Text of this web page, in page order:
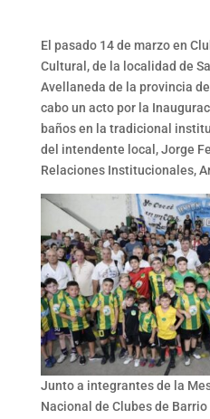
El pasado 14 de marzo en
Cultural, de la localidad de
Avellaneda de la provincia
cabo un acto por la
baños en la tradicional
del intendente local, Jorge
Relaciones Institucionales,
Junto a integrantes de la
Nacional de Clubes de Barrio